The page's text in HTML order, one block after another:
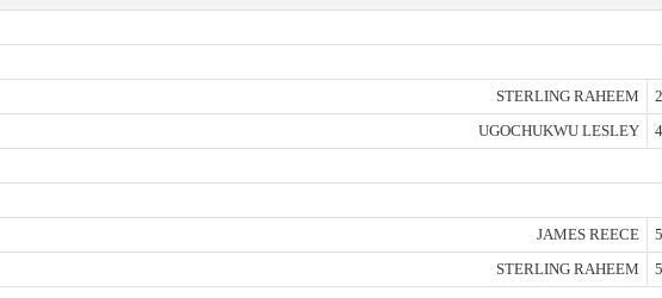
STERLING RAHEEM
UGOCHUKWU LESLEY
JAMES REECE
STERLING RAHEEM